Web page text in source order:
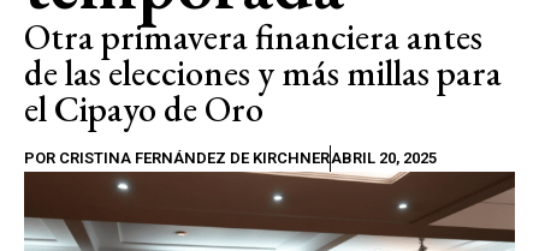
Otra primavera financiera antes
de las elecciones y más millas para
el Cipayo de Oro
POR CRISTINA FERNÁNDEZ DE KIRCHNERABRIL 20, 2025